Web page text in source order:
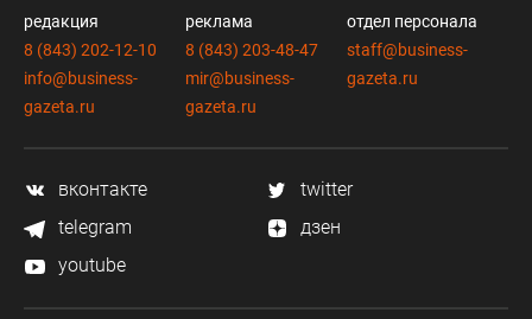
редакция
8 (843) 202-12-10
info@business-
gazeta.ru
реклама
8 (843) 203-48-47
mir@business-
gazeta.ru
отдел персонала
staff@business-
gazeta.ru
вконтакте
twitter
telegram
дзен
youtube